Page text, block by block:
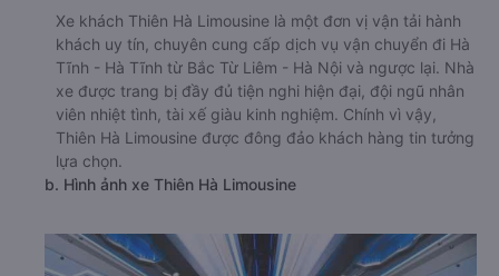
Xe khách Thiên Hà Limousine là một đơn vị vận tải hành
khách uy tín, chuyên cung cấp dịch vụ vận chuyển đi Hà
Tĩnh - Hà Tĩnh từ Bắc Từ Liêm - Hà Nội và ngược lại. Nhà
xe được trang bị đầy đủ tiện nghi hiện đại, đội ngũ nhân
viên nhiệt tình, tài xế giàu kinh nghiệm. Chính vì vậy,
Thiên Hà Limousine được đông đảo khách hàng tin tưởng
lựa chọn.
b. Hình ảnh xe Thiên Hà Limousine